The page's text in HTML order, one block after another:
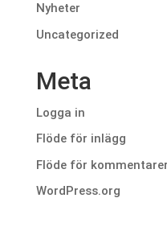
Nyheter
Uncategorized
Meta
Logga in
Flöde för inlägg
Flöde för kommentarer
WordPress.org